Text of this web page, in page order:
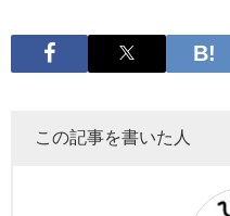
この記事を書いた人